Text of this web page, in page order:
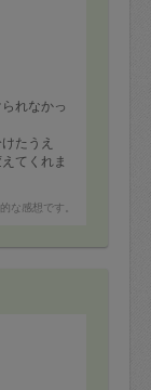
ざいまし
依頼があ
の長さを
ばよかっ
れなかっ
たうえ
てくれま
と聞きや
お願いし
な感想です。